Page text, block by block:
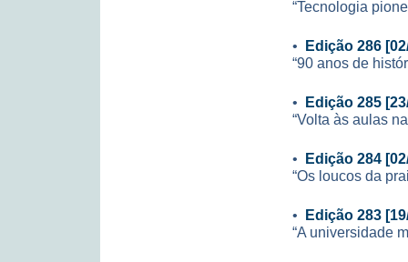
“Tecnologia
• Edição 286
“90 anos de
• Edição 285
“Volta às aulas
• Edição 284
“Os loucos da
• Edição 283
“A universidade